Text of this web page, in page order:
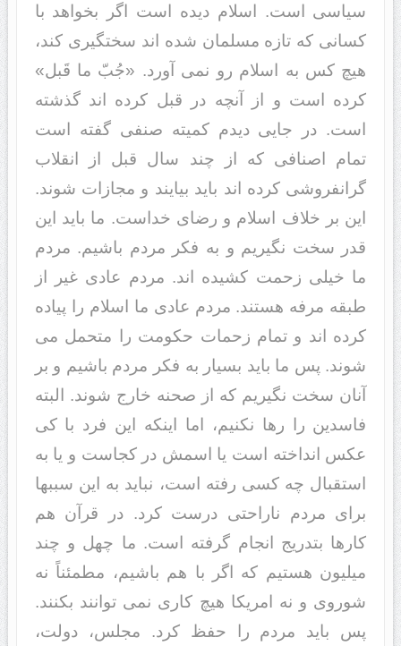
سیاسى است. اسلام دیده است اگر بخواهد با
کسانى که تازه مسلمان شده اند سختگیرى کند،
هیچ کس به اسلام رو نمى آورد. «جُبّ ما قَبل»
کرده است و از آنچه در قبل کرده اند گذشته
است. در جایى دیدم کمیته صنفى گفته است
تمام اصنافى که از چند سال قبل از انقلاب
گرانفروشى کرده اند باید بیایند و مجازات شوند.
این بر خلاف اسلام و رضاى خداست. ما باید این
قدر سخت نگیریم و به فکر مردم باشیم. مردم
ما خیلى زحمت کشیده اند. مردم عادى غیر از
طبقه مرفه هستند. مردم عادى ما اسلام را پیاده
کرده اند و تمام زحمات حکومت را متحمل مى
شوند. پس ما باید بسیار به فکر مردم باشیم و بر
آنان سخت نگیریم که از صحنه خارج شوند. البته
فاسدین را رها نکنیم، اما اینکه این فرد با کى
عکس انداخته است یا اسمش در کجاست و یا به
استقبال چه کسى رفته است، نباید به این سببها
براى مردم ناراحتى درست کرد. در قرآن هم
کارها بتدریج انجام گرفته است. ما چهل و چند
میلیون هستیم که اگر با هم باشیم، مطمئناً نه
شوروى و نه امریکا هیچ کارى نمى توانند بکنند.
پس باید مردم را حفظ کرد. مجلس، دولت،